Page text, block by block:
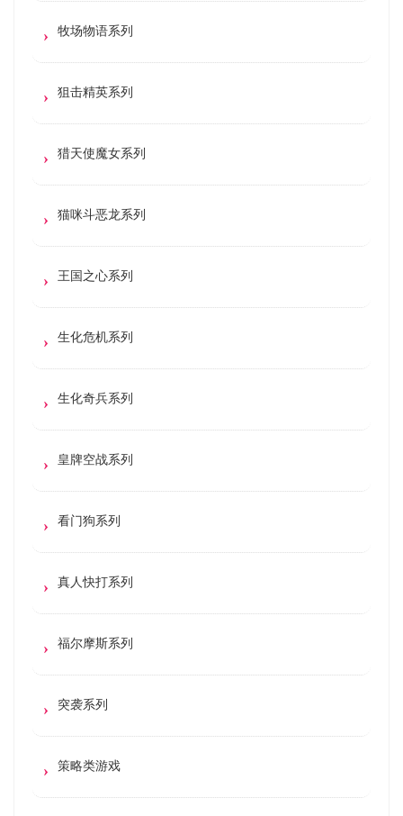
牧场物语系列
狙击精英系列
猎天使魔女系列
猫咪斗恶龙系列
王国之心系列
生化危机系列
生化奇兵系列
皇牌空战系列
看门狗系列
真人快打系列
福尔摩斯系列
突袭系列
策略类游戏